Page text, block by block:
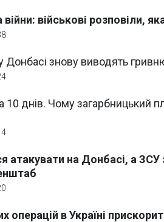
військові розповіли,
Донбасі знову виводять
10 днів. Чому загарбницький
атакувати на Донбасі, а
операцій в Україні